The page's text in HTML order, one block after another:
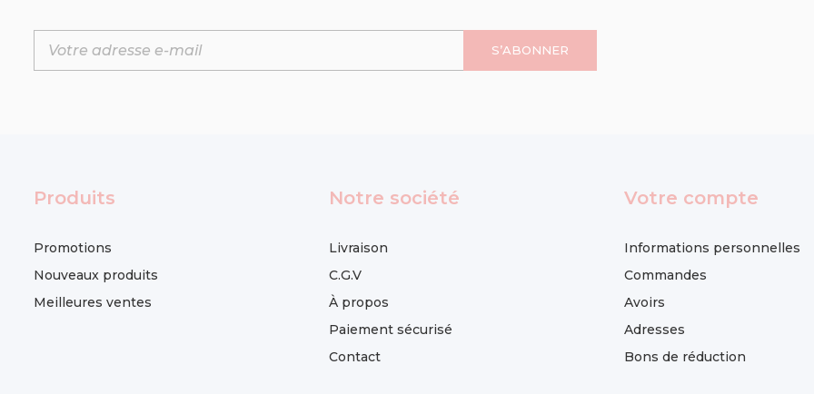
Produits
Promotions
Nouveaux produits
Meilleures ventes
Notre société
Livraison
C.G.V
À propos
Paiement sécurisé
Contact
Votre compte
Informations personnelles
Commandes
Avoirs
Adresses
Bons de réduction